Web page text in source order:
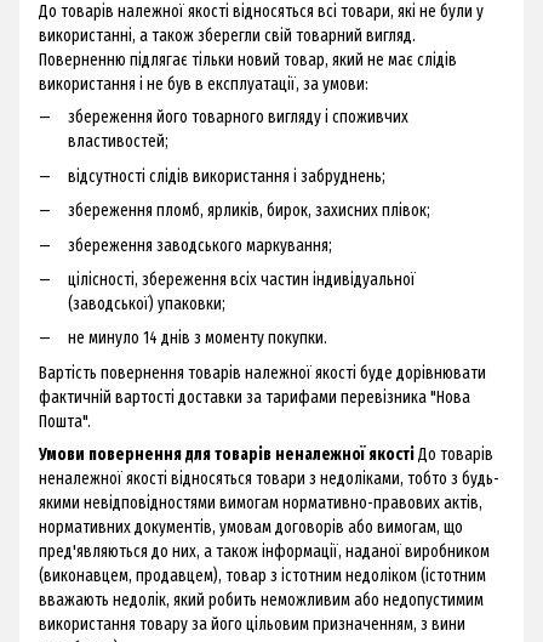
До товарів належної якості відносяться всі товари, які не були у
використанні, а також зберегли свій товарний вигляд.
Поверненню підлягає тільки новий товар, який не має слідів
використання і не був в експлуатації, за умови:
збереження його товарного вигляду і споживчих
властивостей;
відсутності слідів використання і забруднень;
збереження пломб, ярликів, бирок, захисних плівок;
збереження заводського маркування;
цілісності, збереження всіх частин індивідуальної
(заводської) упаковки;
не минуло 14 днів з моменту покупки.
Вартість повернення товарів належної якості буде дорівнювати
фактичній вартості доставки за тарифами перевізника "Нова
Пошта".
Умови повернення для товарів неналежної якостіДо товарів
неналежної якості відносяться товари з недоліками, тобто з будь-
якими невідповідностями вимогам нормативно-правових актів,
нормативних документів, умовам договорів або вимогам, що
пред'являються до них, а також інформації, наданої виробником
(виконавцем, продавцем), товар з істотним недоліком (істотним
вважають недолік, який робить неможливим або недопустимим
використання товару за його цільовим призначенням, з вини